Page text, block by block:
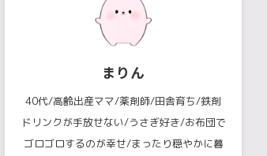
まりん
40代/高齢出産ママ/薬剤師/田舎育ち/鉄剤
ドリンクが手放せない/うさぎ好き/お布団で
ゴロゴロするのが幸せ/まったり穏やかに暮